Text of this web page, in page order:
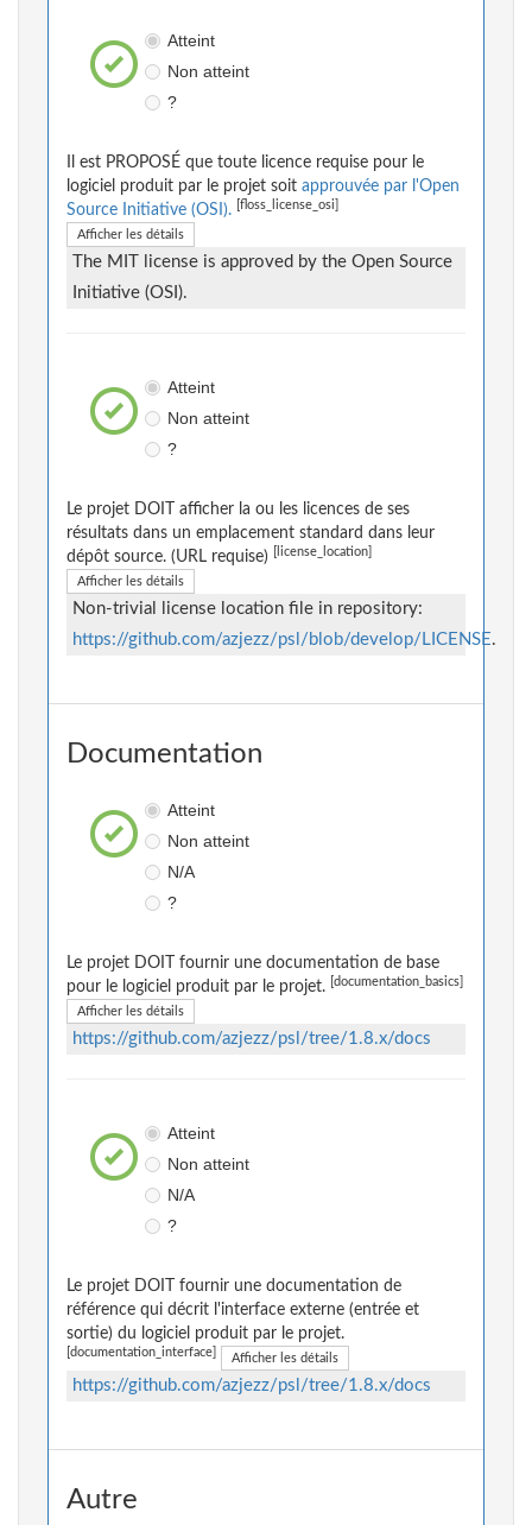
Atteint
Non atteint
?
Il est PROPOSÉ que toute licence requise pour le
logiciel produit par le projet soit approuvée par l'Open
Source Initiative (OSI).
[floss_license_osi]
Afficher les détails
The MIT license is approved by the Open Source
Initiative (OSI).
Atteint
Non atteint
?
Le projet DOIT afficher la ou les licences de ses
résultats dans un emplacement standard dans leur
dépôt source. (URL requise)
[license_location]
Afficher les détails
Non-trivial license location file in repository:
https://github.com/azjezz/psl/blob/develop/LICENSE.
Documentation
Atteint
Non atteint
N/A
?
Le projet DOIT fournir une documentation de base
pour le logiciel produit par le projet.
[documentation_basics]
Afficher les détails
https://github.com/azjezz/psl/tree/1.8.x/docs
Atteint
Non atteint
N/A
?
Le projet DOIT fournir une documentation de
référence qui décrit l'interface externe (entrée et
sortie) du logiciel produit par le projet.
[documentation_interface] Afficher les détails
https://github.com/azjezz/psl/tree/1.8.x/docs
Autre